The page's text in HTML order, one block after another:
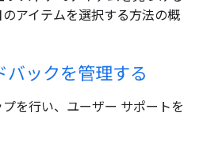
アイテムを選択する方法の概
バックを管理する
を行い、ユーザー サポートを